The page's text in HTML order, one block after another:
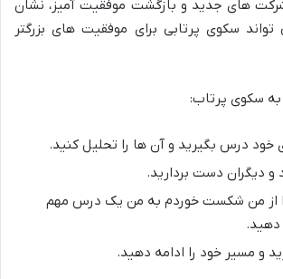
های جدید و بازگشت موفقیت آمیز، نشان
سکوی پرتابی برای موفقیت های بزرگتر
سکوی پرتاب:
درس بگیرید و آن ها را تحلیل کنید.
دیگران دست بردارید.
از من شکست خوردم به من یک درس مهم
دهید.
و مسیر خود را ادامه دهید.